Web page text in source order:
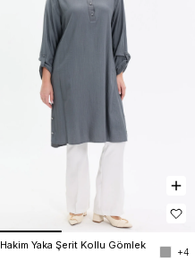
Hakim Yaka Şerit Kollu Gömlek
+4